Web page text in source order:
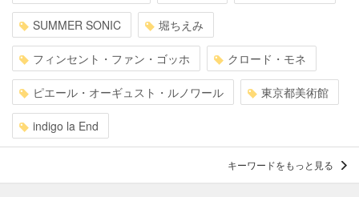
SUMMER SONIC 堀ちえみ
フィンセント・ファン・ゴッホ クロード・モネ
ピエール・オーギュスト・ルノワール 東京都美術館
indigo la End
キーワードをもっと見る